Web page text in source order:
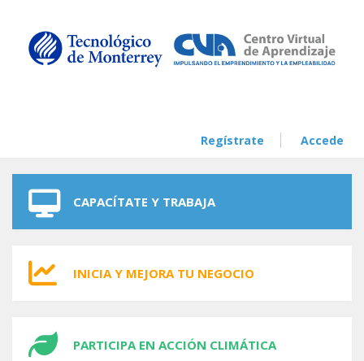
Regístrate Accede
CAPACÍTATE Y TRABAJA
INICIA Y MEJORA TU NEGOCIO
PARTICIPA EN ACCIÓN CLIMÁTICA